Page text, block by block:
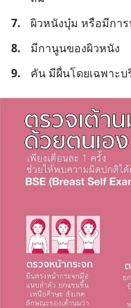
7.
ผิวหนังบุ๋ม หรือมีการ
8.
มีกานูนของผิวหนัง
9.
คัน มีผื่นโดยเฉพาะ